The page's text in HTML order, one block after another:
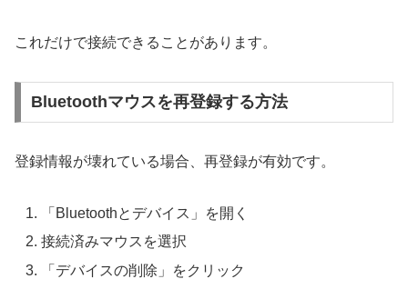
これだけで接続できることがあります。
Bluetoothマウスを再登録する方法
登録情報が壊れている場合、再登録が有効です。
「Bluetoothとデバイス」を開く
接続済みマウスを選択
「デバイスの削除」をクリック